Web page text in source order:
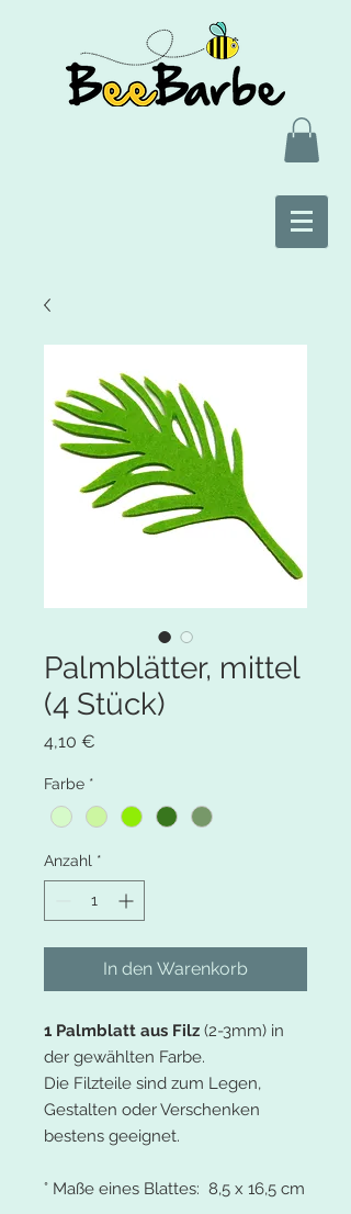
Palmblätter, mittel
(4 Stück)
4,10 €
Farbe *
Anzahl *
In den Warenkorb
1 Palmblatt aus Filz (2-3mm) in
der gewählten Farbe.
Die Filzteile sind zum Legen,
Gestalten oder Verschenken
bestens geeignet.
° Maße eines Blattes: 8,5 x 16,5 cm